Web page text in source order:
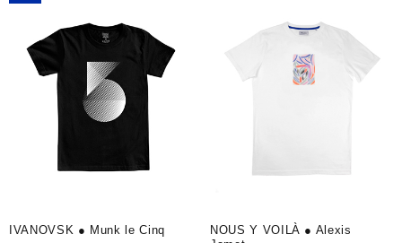
IVANOVSK ● Munk le Cinq
NOUS Y VOILÀ ● Alexis